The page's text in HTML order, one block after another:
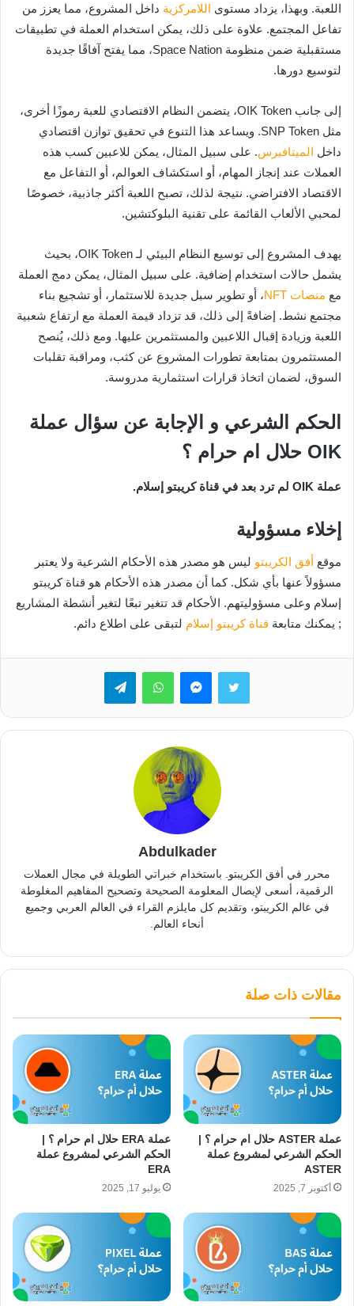
اللعبة. وبهذا، يزداد مستوى اللامركزية داخل المشروع، مما يعزز من
تفاعل المجتمع. علاوة على ذلك، يمكن استخدام العملة في تطبيقات
مستقبلية ضمن منظومة Space Nation، مما يفتح آفاقًا جديدة
لتوسيع دورها.
إلى جانب OIK Token، يتضمن النظام الاقتصادي للعبة رموزًا أخرى،
مثل SNP Token. ويساعد هذا التنوع في تحقيق توازن اقتصادي
داخل الميتافيرس. على سبيل المثال، يمكن للاعبين كسب هذه
العملات عند إنجاز المهام، أو استكشاف العوالم، أو التفاعل مع
الاقتصاد الافتراضي. نتيجة لذلك، تصبح اللعبة أكثر جاذبية، خصوصًا
لمحبي الألعاب القائمة على تقنية البلوكتشين.
يهدف المشروع إلى توسيع النظام البيئي لـ OIK Token، بحيث
يشمل حالات استخدام إضافية. على سبيل المثال، يمكن دمج العملة
مع منصات NFT، أو تطوير سبل جديدة للاستثمار، أو تشجيع بناء
مجتمع نشط. إضافةً إلى ذلك، قد تزداد قيمة العملة مع ارتفاع شعبية
اللعبة وزيادة إقبال اللاعبين والمستثمرين عليها. ومع ذلك، يُنصح
المستثمرون بمتابعة تطورات المشروع عن كثب، ومراقبة تقلبات
السوق، لضمان اتخاذ قرارات استثمارية مدروسة.
الحكم الشرعي و الإجابة عن سؤال عملة
OIK حلال ام حرام ؟
عملة OIK لم ترد بعد في قناة كريبتو إسلام.
إخلاء مسؤولية
موقع أفق الكريبتو ليس هو مصدر هذه الأحكام الشرعية ولا يعتبر
مسؤولاً عنها بأي شكل. كما أن مصدر هذه الأحكام هو قناة كريبتو
إسلام وعلى مسؤوليتهم. الأحكام قد تتغير تبعًا لتغير أنشطة المشاريع
; يمكنك متابعة قناة كريبتو إسلام لتبقى على اطلاع دائم.
تويتر ماسنجرواتساب تيلقرام
Abdulkader
محرر في أفق الكريبتو. باستخدام خبراتي الطويلة في مجال العملات
الرقمية، أسعى لإيصال المعلومة الصحيحة وتصحيح المفاهيم المغلوطة
في عالم الكريبتو، وتقديم كل مايلزم القراء في العالم العربي وجميع
أنحاء العالم.
مقالات ذات صلة
عملة ASTER حلال ام حرام ؟ |
الحكم الشرعي لمشروع عملة
ASTER
أكتوبر 7, 2025
عملة ERA حلال ام حرام ؟ |
الحكم الشرعي لمشروع عملة
ERA
يوليو 17, 2025